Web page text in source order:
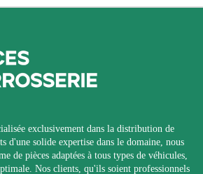
exclusivement dans la distribution de
d'une solide expertise dans le domaine, nous
de pièces adaptées à tous types de véhicules,
Nos clients, qu'ils soient professionnels